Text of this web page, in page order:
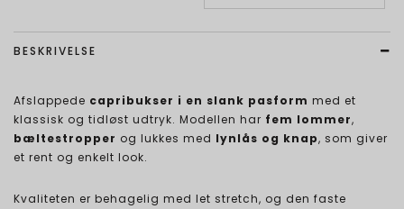
BESKRIVELSE
Afslappede capribukser i en slank pasform med et
klassisk og tidløst udtryk. Modellen har fem lommer,
bæltestropper og lukkes med lynlås og knap, som giver
et rent og enkelt look.
Kvaliteten er behagelig med let stretch, og den faste